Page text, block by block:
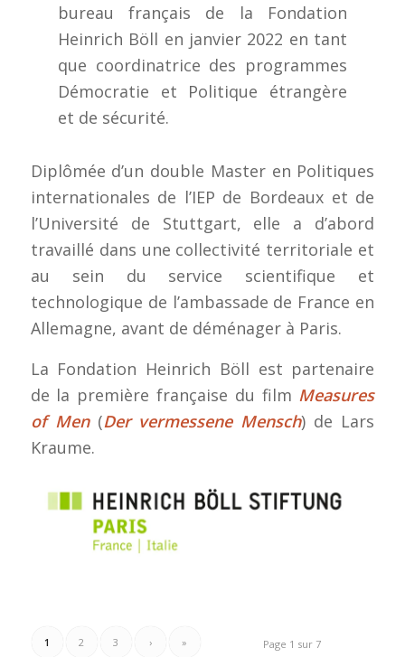
bureau français de la Fondation
Heinrich Böll en janvier 2022 en tant
que coordinatrice des programmes
Démocratie et Politique étrangère
et de sécurité.
Diplômée d’un double Master en Politiques
internationales de l’IEP de Bordeaux et de
l’Université de Stuttgart, elle a d’abord
travaillé dans une collectivité territoriale et
au sein du service scientifique et
technologique de l’ambassade de France en
Allemagne, avant de déménager à Paris.
La Fondation Heinrich Böll est partenaire
de la première française du film Measures
of Men(Der vermessene Mensch) de Lars
Kraume.
Page 1 sur 7
1 2 3 › »